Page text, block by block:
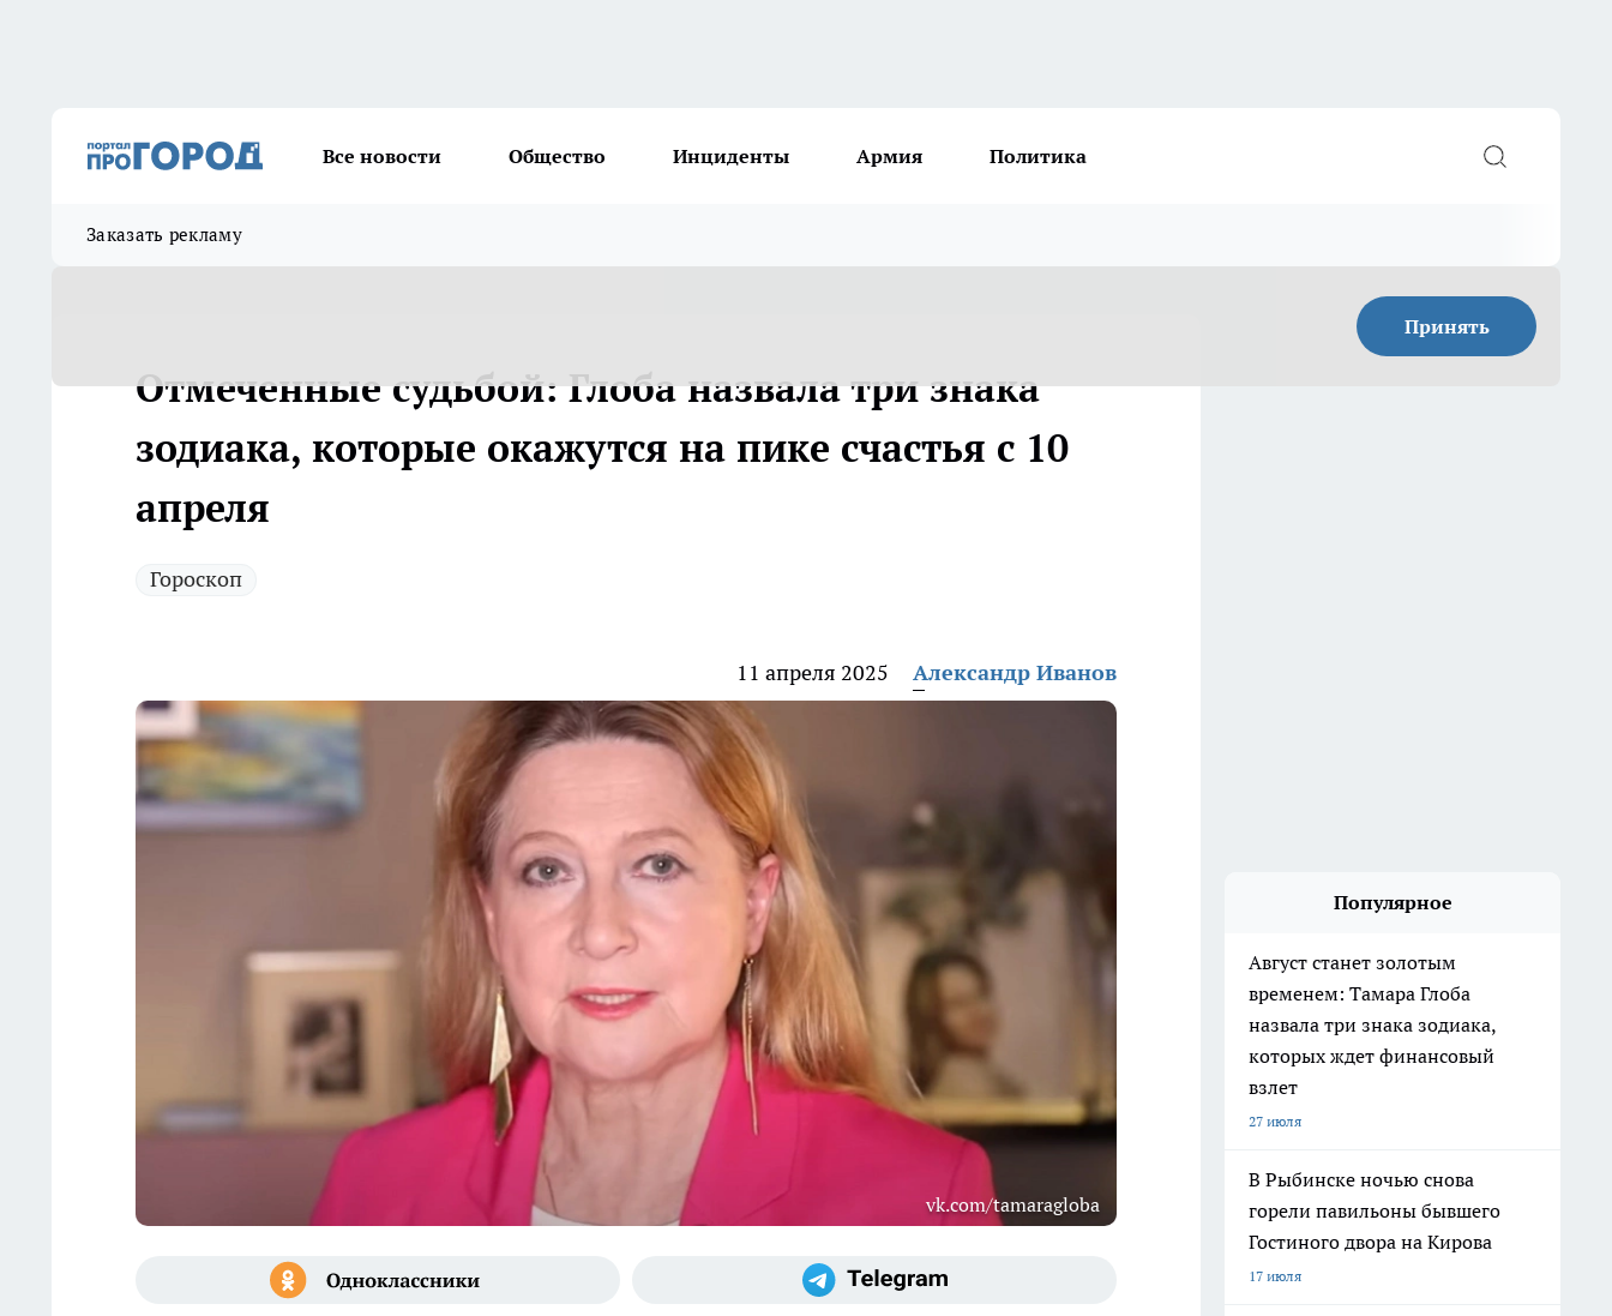
Все новости Общество Инциденты Армия Политика
Заказать рекламу
Принять
Отмеченные судьбой: Глоба назвала три знака
зодиака, которые окажутся на пике счастья с 10
апреля
Гороскоп
11 апреля 2025 Александр Иванов
vk.com/tamaragloba
Популярное
Август станет золотым
временем: Тамара Глоба
назвала три знака зодиака,
которых ждет финансовый
взлет
27 июля
В Рыбинске ночью снова
горели павильоны бывшего
Гостиного двора на Кирова
17 июля